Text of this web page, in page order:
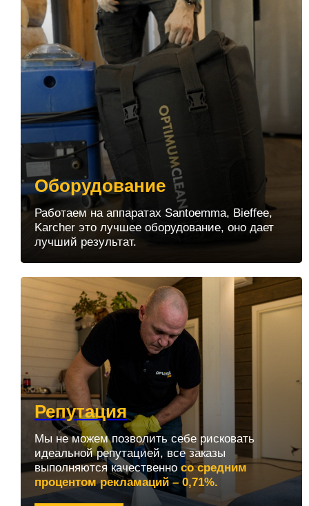
Оборудование
Работаем на аппаратах Santoemma, Bieffee,
Karcher это лучшее оборудование, оно дает
лучший результат.
Репутация
Мы не можем позволить себе рисковать
идеальной репутацией, все заказы
выполняются качественно со средним
процентом рекламаций – 0,71%.